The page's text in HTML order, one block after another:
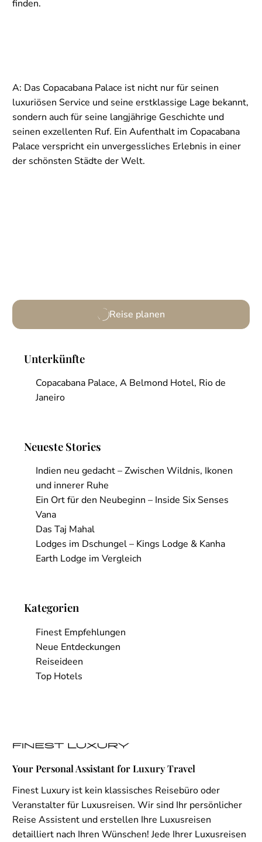
finden.
A: Das Copacabana Palace ist nicht nur für seinen
luxuriösen Service und seine erstklassige Lage bekannt,
sondern auch für seine langjährige Geschichte und
seinen exzellenten Ruf. Ein Aufenthalt im Copacabana
Palace verspricht ein unvergessliches Erlebnis in einer
der schönsten Städte der Welt.
Weitere Informationen
Reise planen
Unterkünfte
Copacabana Palace, A Belmond Hotel, Rio de
Janeiro
Neueste Stories
Indien neu gedacht – Zwischen Wildnis, Ikonen
und innerer Ruhe
Ein Ort für den Neubeginn – Inside Six Senses
Vana
Das Taj Mahal
Lodges im Dschungel – Kings Lodge & Kanha
Earth Lodge im Vergleich
Kategorien
Finest Empfehlungen
Neue Entdeckungen
Reiseideen
Top Hotels
Your Personal Assistant for Luxury Travel
Finest Luxury ist kein klassisches Reisebüro oder
Veranstalter für Luxusreisen. Wir sind Ihr persönlicher
Reise Assistent und erstellen Ihre Luxusreisen
detailliert nach Ihren Wünschen! Jede Ihrer Luxusreisen